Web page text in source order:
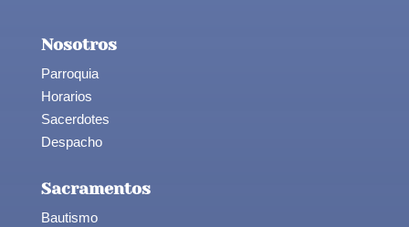
Nosotros
Parroquia
Horarios
Sacerdotes
Despacho
Sacramentos
Bautismo